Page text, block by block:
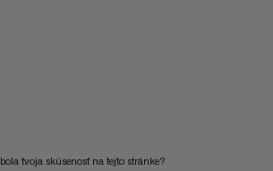
tvoja skúsenosť na tejto stránke?